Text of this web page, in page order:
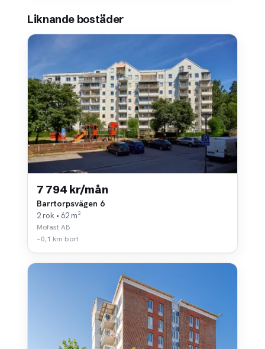
Liknande bostäder
7 794 kr/mån
Barrtorpsvägen 6
2 rok • 62 m²
Mofast AB
~0,1 km bort